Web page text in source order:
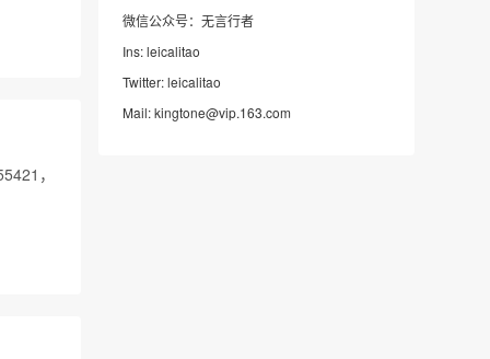
，
微信公众号：无言行者
Ins: leicalitao
Twitter: leicalitao
Mail: kingtone@vip.163.com